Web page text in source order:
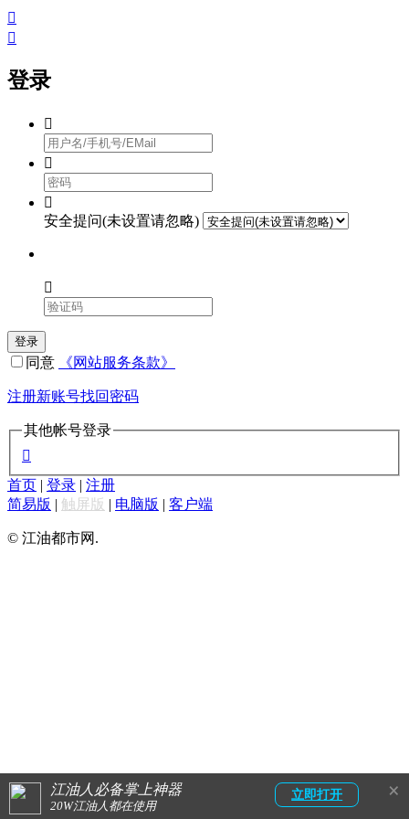
江油人必备掌上神器
20W江油人都在使用
立即打开 ×


登录



安全提问(未设置请忽略)

登录
同意 《网站服务条款》
注册新账号找回密码
其他帐号登录

首页 | 登录 | 注册
简易版 | 触屏版 | 电脑版 | 客户端
© 江油都市网.